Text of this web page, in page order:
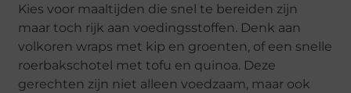
Kies voor maaltijden die snel te bereiden zijn
maar toch rijk aan voedingsstoffen. Denk aan
volkoren wraps met kip en groenten, of een snelle
roerbakschotel met tofu en quinoa. Deze
gerechten zijn niet alleen voedzaam, maar ook